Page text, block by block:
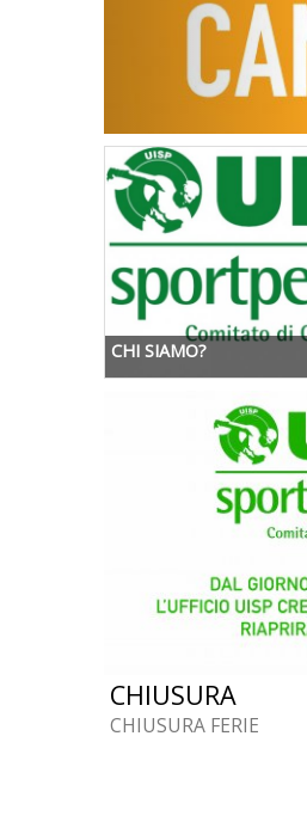
CHI SIAMO?
CHIUSURA
CHIUSURA FERIE